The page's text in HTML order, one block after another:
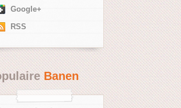
Google+
RSS
Banen